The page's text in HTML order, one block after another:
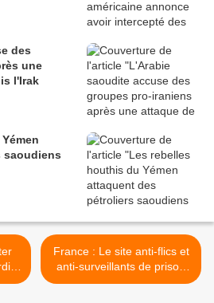
des
une
l'Irak
saoudiens
France : Le site anti-flics et
anti-surveillants de prison
est toujours en ligne >